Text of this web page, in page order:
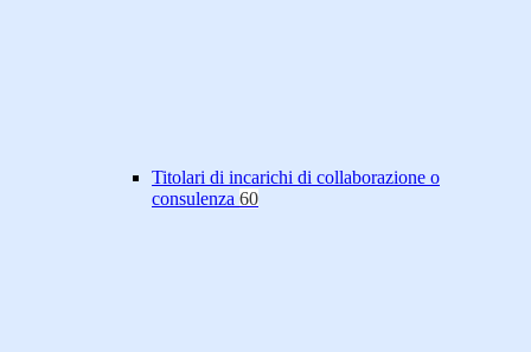
Titolari di incarichi di collaborazione o
consulenza 60